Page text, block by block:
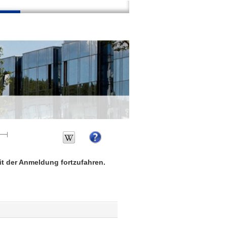
der Anmeldung fortzufahren.